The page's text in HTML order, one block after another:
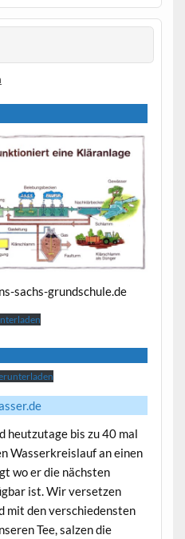
sachs-grundschule.de
heutzutage bis zu 40 mal
Wasserkreislauf an einen
wo er die nächsten
ist. Wir versetzen
mit den verschiedensten
Tee, salzen die